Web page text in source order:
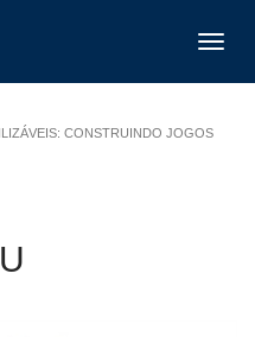
CONSTRUINDO JOGOS